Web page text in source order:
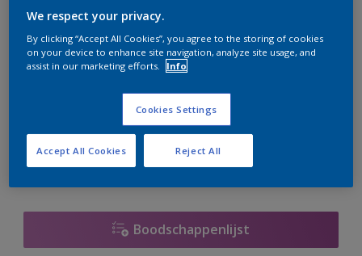
Bereken
Op dit moment is het niet mogelijk dit product online
te bestellen. Houd de website in de gaten, we werken
er hard aan om de voorraad aan te vullen.
Boodschappenlijst
We respect your privacy.
By clicking “Accept All Cookies”, you agree to the storing of cookies
on your device to enhance site navigation, analyze site usage, and
assist in our marketing efforts.
Info
Cookies Settings
Reject All
Accept All Cookies